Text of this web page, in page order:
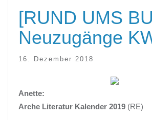
[RUND UMS
Neuzugänge
16. Dezember 2018
Anette:
Arche Literatur Kalender 2019 (RE)